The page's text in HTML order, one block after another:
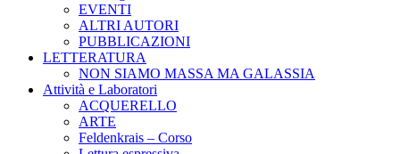
EVENTI
ALTRI AUTORI
PUBBLICAZIONI
LETTERATURA
NON SIAMO MASSA MA GALASSIA
Attività e Laboratori
ACQUERELLO
ARTE
Feldenkrais – Corso